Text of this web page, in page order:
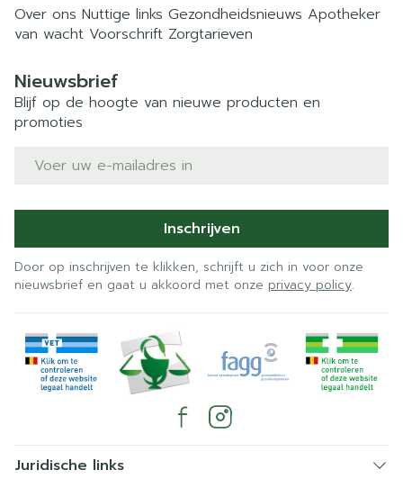
Over ons Nuttige links Gezondheidsnieuws Apotheker
van wacht Voorschrift Zorgtarieven
Nieuwsbrief
Blijf op de hoogte van nieuwe producten en
promoties
E-mail adres
Inschrijven
Door op inschrijven te klikken, schrijft u zich in voor onze
nieuwsbrief en gaat u akkoord met onze privacy policy.
Juridische links